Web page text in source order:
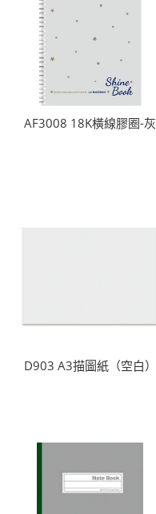
AF3008 18K橫線膠圈-灰
D903 A3描圖紙（空白）